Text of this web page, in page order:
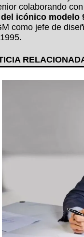
colaborando
icónico modelo
como jefe de